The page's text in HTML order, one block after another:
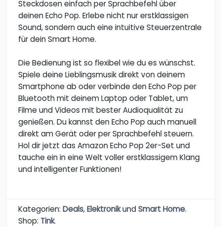
Steckdosen einfach per Sprachbefehl über
deinen Echo Pop. Erlebe nicht nur erstklassigen
Sound, sondern auch eine intuitive Steuerzentrale
für dein Smart Home.
Die Bedienung ist so flexibel wie du es wünschst.
Spiele deine Lieblingsmusik direkt von deinem
Smartphone ab oder verbinde den Echo Pop per
Bluetooth mit deinem Laptop oder Tablet, um
Filme und Videos mit bester Audioqualität zu
genießen. Du kannst den Echo Pop auch manuell
direkt am Gerät oder per Sprachbefehl steuern.
Hol dir jetzt das Amazon Echo Pop 2er-Set und
tauche ein in eine Welt voller erstklassigem Klang
und intelligenter Funktionen!
Kategorien: Deals,ElektronikundSmart Home.
Shop: Tink.